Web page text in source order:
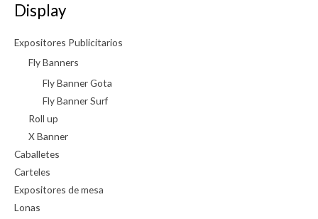
Display
Expositores Publicitarios
Fly Banners
Fly Banner Gota
Fly Banner Surf
Roll up
X Banner
Caballetes
Carteles
Expositores de mesa
Lonas